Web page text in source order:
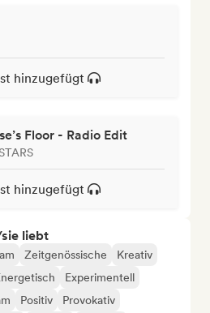
hinzugefügt
Floor - Radio Edit
hinzugefügt
liebt
Zeitgenössische
Kreativ
Experimentell
Positiv
Provokativ